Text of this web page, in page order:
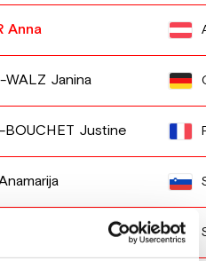
Anna
WALZ Janina
BOUCHET Justine